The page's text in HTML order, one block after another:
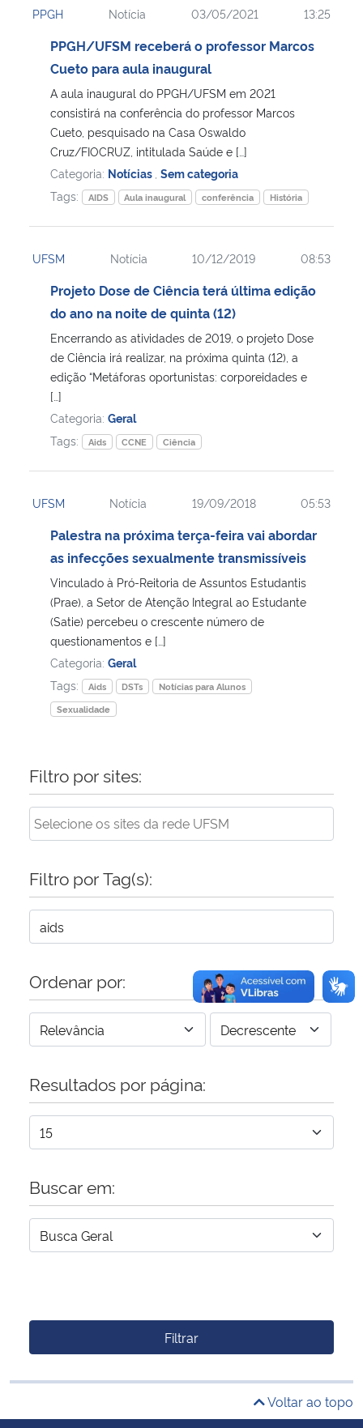
Ministério da Cidadania
Ministério de Minas e Energia
Ministério da Ciência, Tecnologia, Inovações e Comunicações
Ministério do Meio Ambiente
Ministério do Turismo
Controladoria-Geral da União
Ministério da Mulher, da Família e dos Direitos Humanos
Secretaria-Geral
Secretaria de Governo
Advocacia-Geral da União
PPGH Notícia 03/05/2021 13:25
PPGH/UFSM receberá o professor Marcos
Cueto para aula inaugural
A aula inaugural do PPGH/UFSM em 2021
consistirá na conferência do professor Marcos
Cueto, pesquisado na Casa Oswaldo
Cruz/FIOCRUZ, intitulada Saúde e […]
Categoria: Notícias Sem categoria
Tags:
AIDS Aula inaugural conferência História
UFSM Notícia 10/12/2019 08:53
Projeto Dose de Ciência terá última edição
do ano na noite de quinta (12)
Encerrando as atividades de 2019, o projeto Dose
de Ciência irá realizar, na próxima quinta (12), a
edição “Metáforas oportunistas: corporeidades e
[…]
Categoria: Geral
Tags:
Aids CCNE Ciência
UFSM Notícia 19/09/2018 05:53
Palestra na próxima terça-feira vai abordar
as infecções sexualmente transmissíveis
Vinculado à Pró-Reitoria de Assuntos Estudantis
(Prae), a Setor de Atenção Integral ao Estudante
(Satie) percebeu o crescente número de
questionamentos e […]
Categoria: Geral
Tags:
Aids DSTs
Notícias para Alunos
Sexualidade
Filtro por sites:
Filtro por Tag(s):
Ordenar por:
Resultados por página:
Buscar em:
Filtrar
Voltar ao topo